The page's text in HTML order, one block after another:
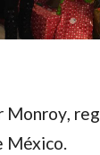
Monroy,
México.